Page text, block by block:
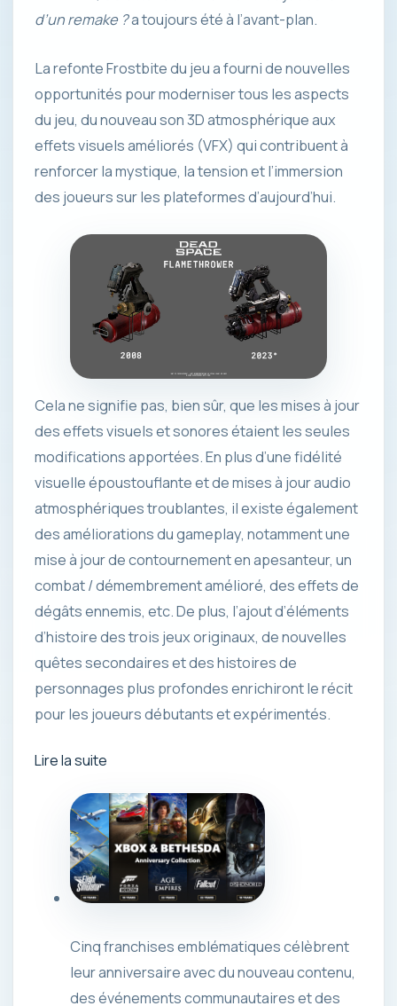
d’un remake ?a toujours été à l’avant-plan.
La refonte Frostbite du jeu a fourni de nouvelles
opportunités pour moderniser tous les aspects
du jeu, du nouveau son 3D atmosphérique aux
effets visuels améliorés (VFX) qui contribuent à
renforcer la mystique, la tension et l’immersion
des joueurs sur les plateformes d’aujourd’hui.
Cela ne signifie pas, bien sûr, que les mises à jour
des effets visuels et sonores étaient les seules
modifications apportées. En plus d’une fidélité
visuelle époustouflante et de mises à jour audio
atmosphériques troublantes, il existe également
des améliorations du gameplay, notamment une
mise à jour de contournement en apesanteur, un
combat / démembrement amélioré, des effets de
dégâts ennemis, etc. De plus, l’ajout d’éléments
d’histoire des trois jeux originaux, de nouvelles
quêtes secondaires et des histoires de
personnages plus profondes enrichiront le récit
pour les joueurs débutants et expérimentés.
Lire la suite
Cinq franchises emblématiques célèbrent
leur anniversaire avec du nouveau contenu,
des événements communautaires et des